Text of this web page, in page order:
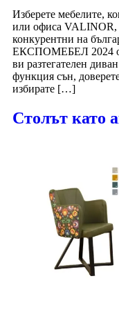
Изберете мебелите,
или офиса VALINOR,
конкурентни на
ЕКСПОМЕБЕЛ 2024 от
ви разтегателен
функция сън,
избирате […]
Столът като